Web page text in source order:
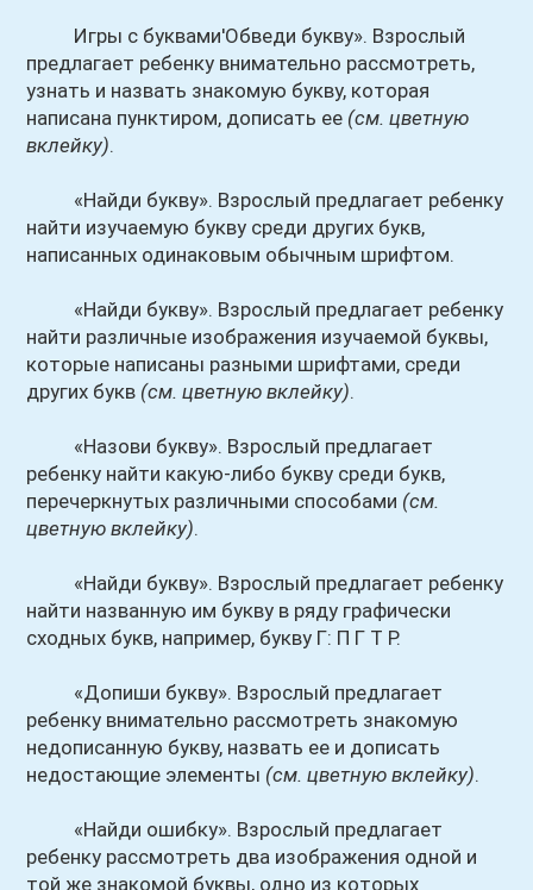
Игры с буквами'Обведи букву». Взрослый
предлагает ребенку внимательно рассмотреть,
узнать и назвать знакомую букву, которая
написана пунктиром, дописать ее (см. цветную
вклейку).
«Найди букву». Взрослый предлагает ребенку
найти изучаемую букву среди других букв,
написанных одинаковым обычным шрифтом.
«Найди букву». Взрослый предлагает ребенку
найти различные изображения изучаемой буквы,
которые написаны разными шрифтами, среди
других букв (см. цветную вклейку).
«Назови букву». Взрослый предлагает
ребенку найти какую-либо букву среди букв,
перечеркнутых различными способами (см.
цветную вклейку).
«Найди букву». Взрослый предлагает ребенку
найти названную им букву в ряду графически
сходных букв, например, букву Г: П Г Т Р.
«Допиши букву». Взрослый предлагает
ребенку внимательно рассмотреть знакомую
недописанную букву, назвать ее и дописать
недостающие элементы (см. цветную вклейку).
«Найди ошибку». Взрослый предлагает
ребенку рассмотреть два изображения одной и
той же знакомой буквы, одно из которых